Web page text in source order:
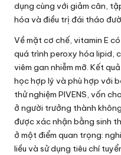
dụng cùng với giảm cân,
hóa và điều trị đái tháo
Về mặt cơ chế, vitamin E
quá trình peroxy hóa lipid,
viêm gan nhiễm mỡ. Kết
học hợp lý và phù hợp với
thử nghiệm PIVENS, vốn
ở người trưởng thành
được xác nhận bằng sinh
ở một điểm quan trọng:
liều và sử dụng tiêu chí